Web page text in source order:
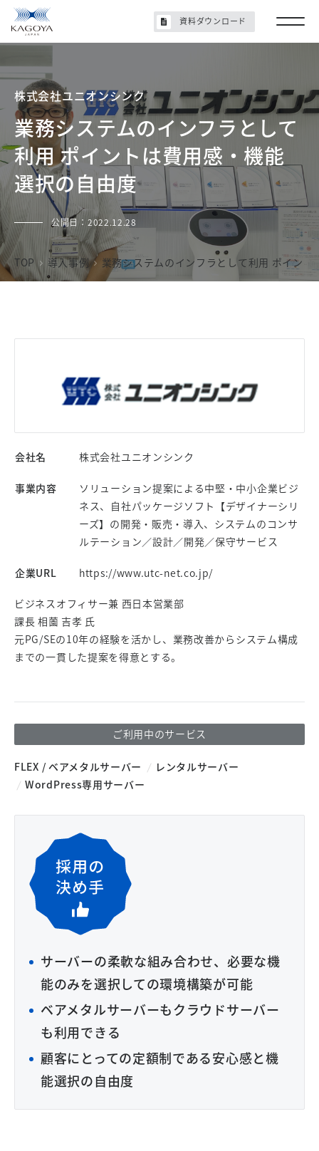
業務システムのインフラとして
利用 ポイントは費用感・機能
選択の自由度
株式会社ユニオンシンク
公開日： 2022.12.28
TOP 導入事例 業務システムのインフラとして利用 ポイン
会社名 株式会社ユニオンシンク
事業内容
ソリューション提案による中堅・中小企業ビジ
ネス、自社パッケージソフト【デザイナーシリ
ーズ】の開発・販売・導入、システムのコンサ
ルテーション／設計／開発／保守サービス
企業URL https://www.utc-net.co.jp/
ビジネスオフィサー兼 西日本営業部
課長 相薗 吉孝 氏
元PG/SEの10年の経験を活かし、業務改善からシステム構成
までの一貫した提案を得意とする。
ご利用中のサービス
FLEX / ベアメタルサーバー
レンタルサーバー
WordPress専用サーバー
サーバーの柔軟な組み合わせ、必要な機
能のみを選択しての環境構築が可能
ベアメタルサーバーもクラウドサーバー
も利用できる
顧客にとっての定額制である安心感と機
能選択の自由度
資料ダウンロード